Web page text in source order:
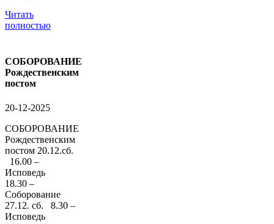
Читать
полностью
СОБОРОВАНИЕ
Рождественским
постом
20-12-2025
СОБОРОВАНИЕ
Рождественским
постом 20.12.сб.
16.00 –
Исповедь
18.30 –
Соборование
27.12. сб. 8.30 –
Исповедь